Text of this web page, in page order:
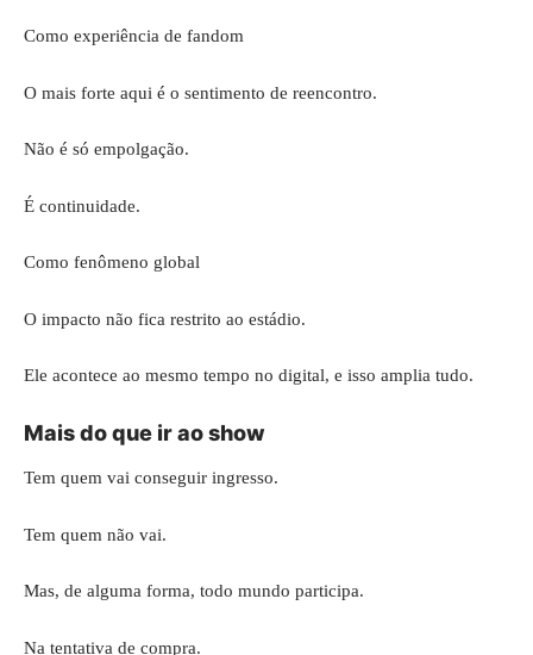
Como experiência de fandom
O mais forte aqui é o sentimento de reencontro.
Não é só empolgação.
É continuidade.
Como fenômeno global
O impacto não fica restrito ao estádio.
Ele acontece ao mesmo tempo no digital, e isso amplia tudo.
Mais do que ir ao show
Tem quem vai conseguir ingresso.
Tem quem não vai.
Mas, de alguma forma, todo mundo participa.
Na tentativa de compra.